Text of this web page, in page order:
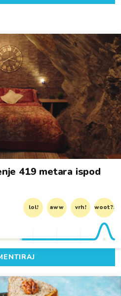
419 metara ispod
lol! aww vrh! woot?!